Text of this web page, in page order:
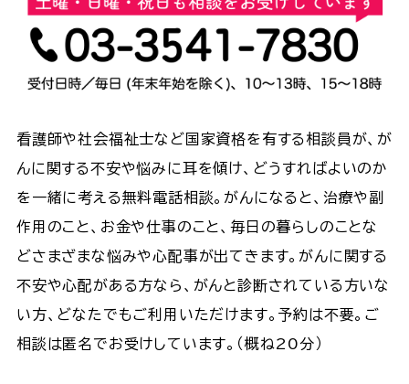
看護師や社会福祉士など国家資格を有する相談員が、が
んに関する不安や悩みに耳を傾け、どうすればよいのか
を一緒に考える無料電話相談。がんになると、治療や副
作用のこと、お金や仕事のこと、毎日の暮らしのことな
どさまざまな悩みや心配事が出てきます。がんに関する
不安や心配がある方なら、がんと診断されている方いな
い方、どなたでもご利用いただけます。予約は不要。ご
相談は匿名でお受けしています。（概ね20分）